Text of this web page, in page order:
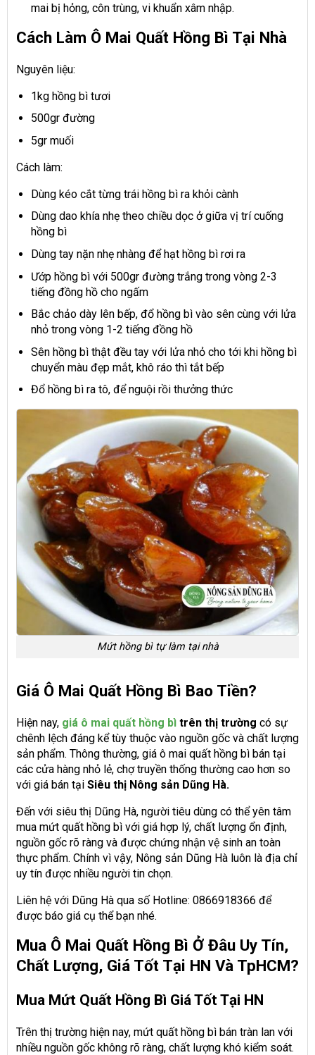
mai bị hỏng, côn trùng, vi khuẩn xâm nhập.
Cách Làm Ô Mai Quất Hồng Bì Tại Nhà
Nguyên liệu:
1kg hồng bì tươi
500gr đường
5gr muối
Cách làm:
Dùng kéo cắt từng trái hồng bì ra khỏi cành
Dùng dao khía nhẹ theo chiều dọc ở giữa vị trí cuống
hồng bì
Dùng tay nặn nhẹ nhàng để hạt hồng bì rơi ra
Ướp hồng bì với 500gr đường trắng trong vòng 2-3
tiếng đồng hồ cho ngấm
Bắc chảo dày lên bếp, đổ hồng bì vào sên cùng với lửa
nhỏ trong vòng 1-2 tiếng đồng hồ
Sên hồng bì thật đều tay với lửa nhỏ cho tới khi hồng bì
chuyển màu đẹp mắt, khô ráo thì tắt bếp
Đổ hồng bì ra tô, để nguội rồi thưởng thức
Mứt hồng bì tự làm tại nhà
Giá Ô Mai Quất Hồng Bì Bao Tiền?
Hiện nay, giá ô mai quất hồng bì trên thị trường có sự
chênh lệch đáng kể tùy thuộc vào nguồn gốc và chất lượng
sản phẩm. Thông thường, giá ô mai quất hồng bì bán tại
các cửa hàng nhỏ lẻ, chợ truyền thống thường cao hơn so
với giá bán tại Siêu thị Nông sản Dũng Hà.
Đến với siêu thị Dũng Hà, người tiêu dùng có thể yên tâm
mua mứt quất hồng bì với giá hợp lý, chất lượng ổn định,
nguồn gốc rõ ràng và được chứng nhận vệ sinh an toàn
thực phẩm. Chính vì vậy, Nông sản Dũng Hà luôn là địa chỉ
uy tín được nhiều người tin chọn.
Liên hệ với Dũng Hà qua số Hotline: 0866918366 để
được báo giá cụ thể bạn nhé.
Mua Ô Mai Quất Hồng Bì Ở Đâu Uy Tín,
Chất Lượng, Giá Tốt Tại HN Và TpHCM?
Mua Mứt Quất Hồng Bì Giá Tốt Tại HN
Trên thị trường hiện nay, mứt quất hồng bì bán tràn lan với
nhiều nguồn gốc không rõ ràng, chất lượng khó kiểm soát.